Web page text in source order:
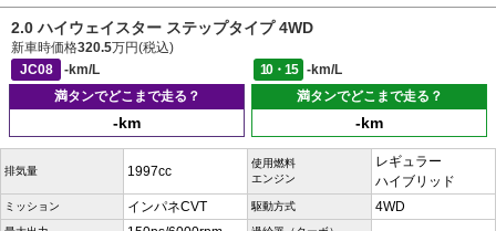
2.0 ハイウェイスター ステップタイプ 4WD
新車時価格320.5万円(税込)
JC08
-km/L 10・15
-km/L
満タンでどこまで走る？
-km
満タンでどこまで走る？
-km
排気量 1997cc
使用燃料
エンジン
レギュラー
ハイブリッド
ミッション インパネCVT 駆動方式 4WD